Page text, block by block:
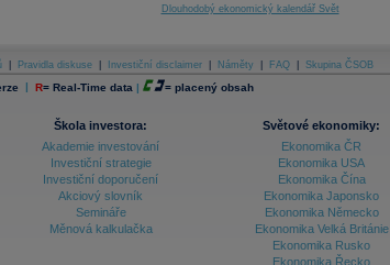
Dlouhodobý ekonomický kalendář Svět
Pravidla diskuse Investiční disclaimer Náměty FAQ Skupina ČSOB
| R= Real-Time data | = placený obsah
Škola investora:
Akademie investování
Investiční strategie
Investiční doporučení
Akciový slovník
Semináře
Měnová kalkulačka
Světové ekonomiky:
Ekonomika ČR
Ekonomika USA
Ekonomika Čína
Ekonomika Japonsko
Ekonomika Německo
Ekonomika Velká Británie
Ekonomika Rusko
Ekonomika Řecko